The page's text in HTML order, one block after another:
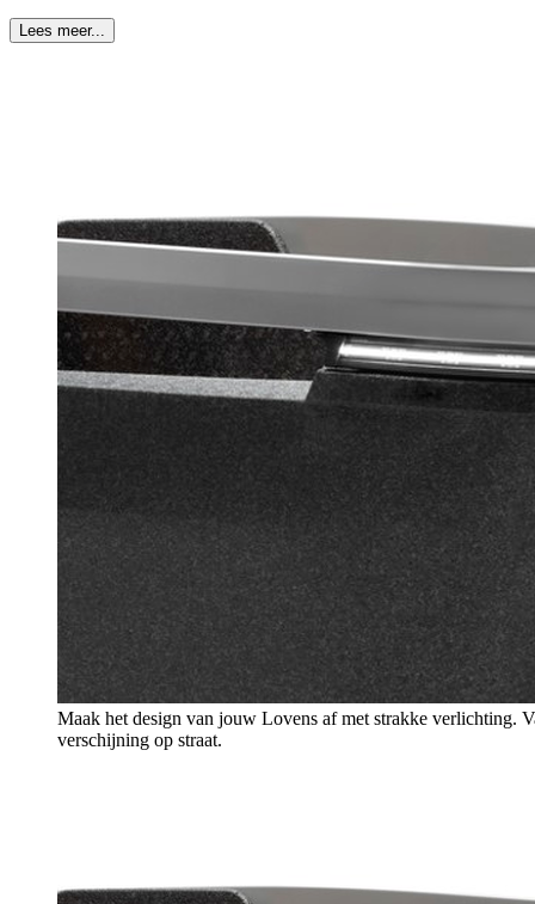
Lees meer...
Maak het design van jouw Lovens af met strakke verlichting.
verschijning op straat.